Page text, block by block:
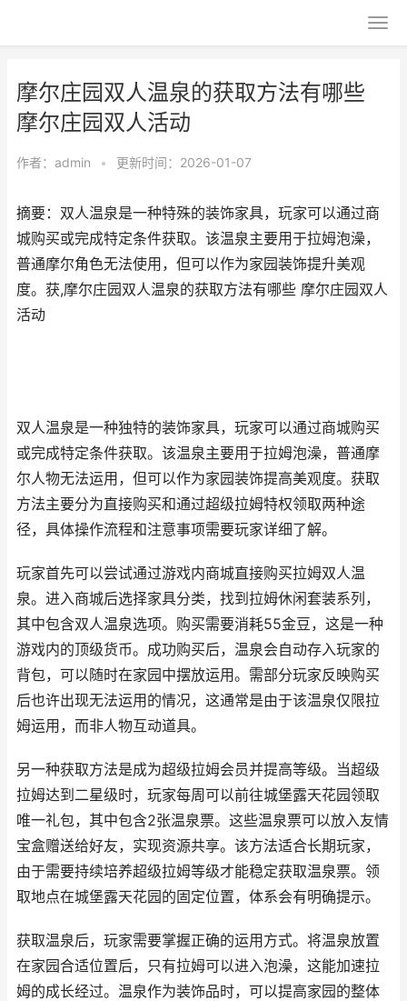
摩尔庄园双人温泉的获取方法有哪些
摩尔庄园双人活动
作者： admin • 更新时间：2026-01-07
摘要：双人温泉是一种特殊的装饰家具，玩家可以通过商
城购买或完成特定条件获取。该温泉主要用于拉姆泡澡，
普通摩尔角色无法使用，但可以作为家园装饰提升美观
度。获,摩尔庄园双人温泉的获取方法有哪些 摩尔庄园双人
活动
双人温泉是一种独特的装饰家具，玩家可以通过商城购买
或完成特定条件获取。该温泉主要用于拉姆泡澡，普通摩
尔人物无法运用，但可以作为家园装饰提高美观度。获取
方法主要分为直接购买和通过超级拉姆特权领取两种途
径，具体操作流程和注意事项需要玩家详细了解。
玩家首先可以尝试通过游戏内商城直接购买拉姆双人温
泉。进入商城后选择家具分类，找到拉姆休闲套装系列，
其中包含双人温泉选项。购买需要消耗55金豆，这是一种
游戏内的顶级货币。成功购买后，温泉会自动存入玩家的
背包，可以随时在家园中摆放运用。需部分玩家反映购买
后也许出现无法运用的情况，这通常是由于该温泉仅限拉
姆运用，而非人物互动道具。
另一种获取方法是成为超级拉姆会员并提高等级。当超级
拉姆达到二星级时，玩家每周可以前往城堡露天花园领取
唯一礼包，其中包含2张温泉票。这些温泉票可以放入友情
宝盒赠送给好友，实现资源共享。该方法适合长期玩家，
由于需要持续培养超级拉姆等级才能稳定获取温泉票。领
取地点在城堡露天花园的固定位置，体系会有明确提示。
获取温泉后，玩家需要掌握正确的运用方式。将温泉放置
在家园合适位置后，只有拉姆可以进入泡澡，这能加速拉
姆的成长经过。温泉作为装饰品时，可以提高家园的整体